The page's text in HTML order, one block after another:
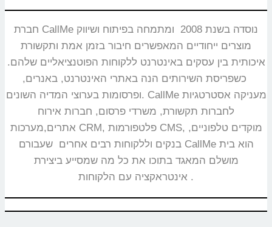
חברת CallMe נוסדה בשנת 2008 ומתמחה בפיתוח ושיווק
מוצרים ייחודיים המאפשרים חיבור בזמן אמת ותקשורת
איכותית בין עסקים באינטרנט ללקוחות הפוטנציאליים שלהם.
כשפריסת השירותים הנה באתרי האינטרנט, באנרים,
ופרסומות בערוצי המדיה השונים. CallMe מעניקה אסטרטגיות
לחברות תקשורת, משרדי פרסום, חברות אירוח
אתרים,מערכות CRM, פלטפורמות CMS, מוקדים טלפוניים,
בנקים וללקוחות רבים אחרים שעבורם CallMe הוא בית
מושלם המאגד בתוכו את כל מה שמסייע ביצירת
אינטראקציה עם הלקוחות.